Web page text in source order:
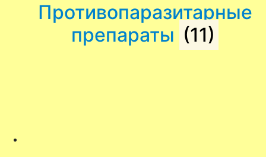
Противопаразитарные
препараты (11)